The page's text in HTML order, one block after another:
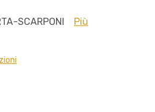
SCARPONI
Più